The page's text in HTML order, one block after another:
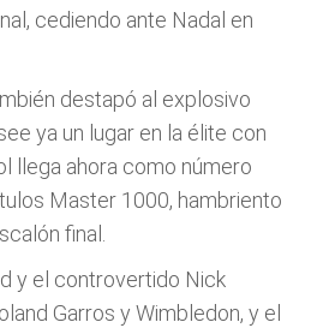
cediendo ante Nadal en
destapó al explosivo
ya un lugar en la élite con
llega ahora como número
Master 1000, hambriento
final.
y el controvertido Nick
Garros y Wimbledon, y el